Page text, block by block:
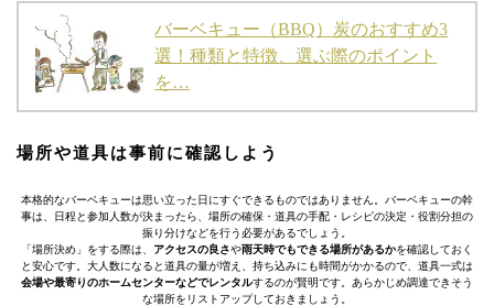
バーベキュー（BBQ）炭のおすすめ3
選！種類と特徴、選ぶ際のポイント
を…
場所や道具は事前に確認しよう
本格的なバーベキューは思い立った日にすぐできるものではありません。バーベキューの幹
事は、日程と参加人数が決まったら、場所の確保・道具の手配・レシピの決定・役割分担の
振り分けなどを行う必要があるでしょう。
「場所決め」をする際は、 アクセスの良さや雨天時でもできる場所があるかを確認しておく
と安心です。大人数になると道具の量が増え、持ち込みにも時間がかかるので、道具一式は
会場や最寄りのホームセンターなどでレンタルするのが賢明です。あらかじめ調達できそう
な場所をリストアップしておきましょう。